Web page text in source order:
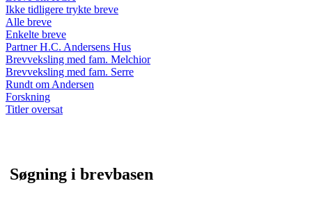
Ikke tidligere trykte breve
Alle breve
Enkelte breve
Partner H.C. Andersens Hus
Brevveksling med fam. Melchior
Brevveksling med fam. Serre
Rundt om Andersen
Forskning
Titler oversat
Søgning i brevbasen